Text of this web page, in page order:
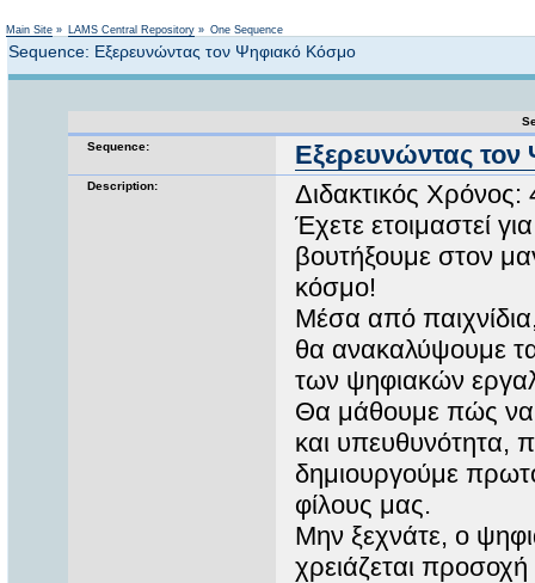
Main Site » LAMS Central Repository » One Sequence
Sequence: Εξερευνώντας τον Ψηφιακό Κόσμο
Sequence:
Εξερευνώντας
Description:
Διδακτικός Χρόνος:
Έχετε ετοιμαστεί
βουτήξουμε στον
κόσμο!
Μέσα από
θα ανακαλύψουμε
των ψηφιακών
Θα μάθουμε πώς να
και υπευθυνότητα,
δημιουργούμε
φίλους μας.
Μην ξεχνάτε, ο
χρειάζεται